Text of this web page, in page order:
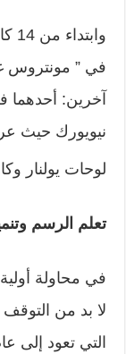
نيويورك حيث
لوحات يولنار
تعلم الرسم
في محاولة
لا بد من